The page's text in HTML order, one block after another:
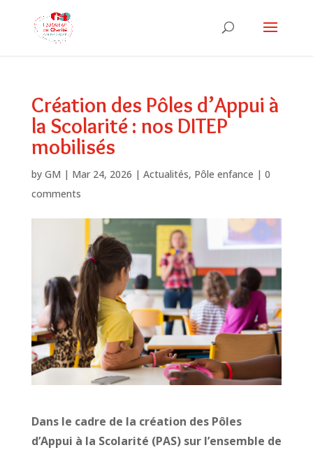
Création des Pôles d’Appui à
la Scolarité : nos DITEP
mobilisés
by GM | Mar 24, 2026 | Actualités, Pôle enfance | 0
comments
Dans le cadre de la création des Pôles
d’Appui à la Scolarité (PAS) sur l’ensemble de